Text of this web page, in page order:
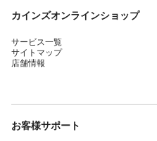
カインズオンラインショップ
サービス一覧
サイトマップ
店舗情報
お客様サポート